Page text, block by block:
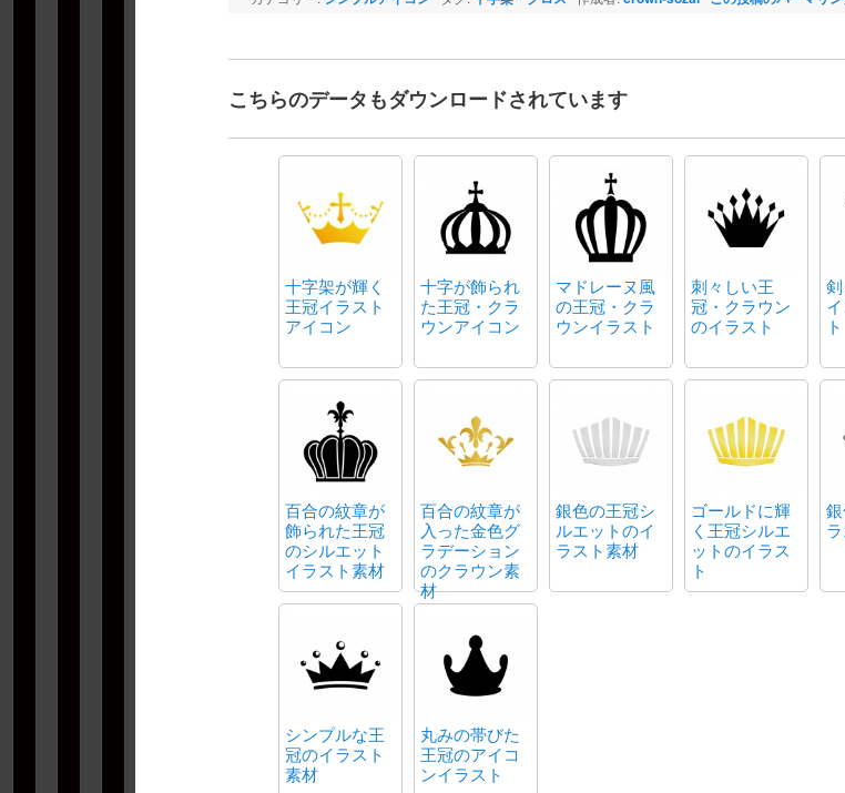
こちらのデータもダウンロードされています
十字架が輝く
王冠イラスト
アイコン
十字が飾られ
た王冠・クラ
ウンアイコン
マドレーヌ風
の王冠・クラ
ウンイラスト
刺々しい王
冠・クラウン
のイラスト
ト
百合の紋章が
飾られた王冠
のシルエット
イラスト素材
百合の紋章が
入った金色グ
ラデーション
のクラウン素
材
銀色の王冠シ
ルエットのイ
ラスト素材
ゴールドに輝
く王冠シルエ
ットのイラス
ト
シンプルな王
冠のイラスト
素材
丸みの帯びた
王冠のアイコ
ンイラスト